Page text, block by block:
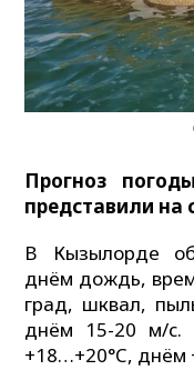
Прогноз
представили на
В Кызылорде
днём дождь,
град, шквал,
днём 15-20 м/с.
+18…+20°C, днём